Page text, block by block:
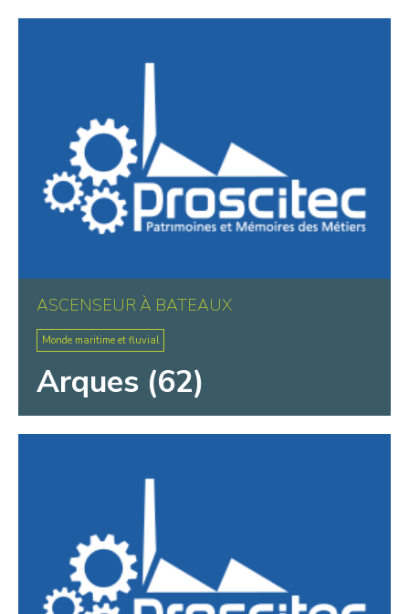
ASCENSEUR À BATEAUX
Monde maritime et fluvial
Arques (62)